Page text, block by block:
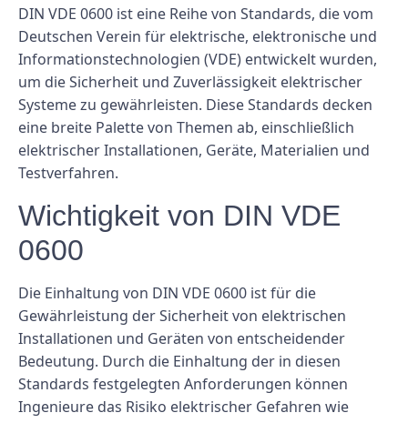
DIN VDE 0600 ist eine Reihe von Standards, die vom
Deutschen Verein für elektrische, elektronische und
Informationstechnologien (VDE) entwickelt wurden,
um die Sicherheit und Zuverlässigkeit elektrischer
Systeme zu gewährleisten. Diese Standards decken
eine breite Palette von Themen ab, einschließlich
elektrischer Installationen, Geräte, Materialien und
Testverfahren.
Wichtigkeit von DIN VDE
0600
Die Einhaltung von DIN VDE 0600 ist für die
Gewährleistung der Sicherheit von elektrischen
Installationen und Geräten von entscheidender
Bedeutung. Durch die Einhaltung der in diesen
Standards festgelegten Anforderungen können
Ingenieure das Risiko elektrischer Gefahren wie